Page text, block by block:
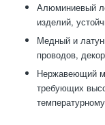
Алюминиевый
изделий,
Медный и
проводов,
Нержавеющий
требующих